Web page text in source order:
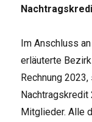
Im Anschluss
erläuterte
Rechnung
Nachtragskredit
Mitglieder. Alle